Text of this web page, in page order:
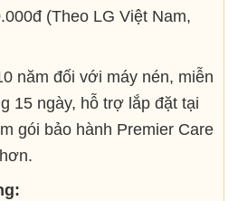
(Theo LG Việt Nam,
năm đối với máy nén, miễn
15 ngày, hỗ trợ lắp đặt tại
gói bảo hành Premier Care